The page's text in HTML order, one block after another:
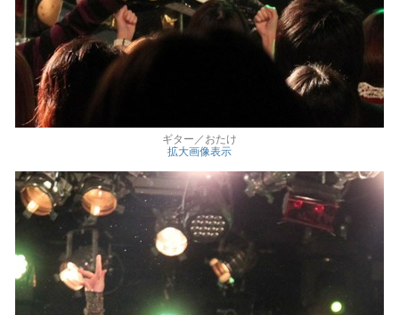
ギター／おたけ
拡大画像表示